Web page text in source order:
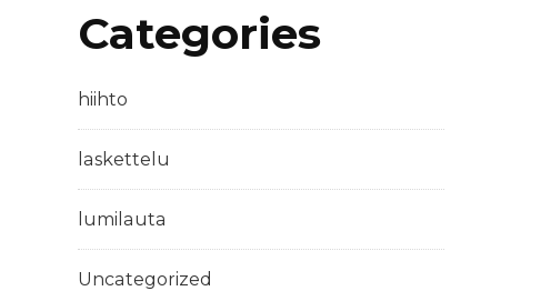
Categories
hiihto
laskettelu
lumilauta
Uncategorized